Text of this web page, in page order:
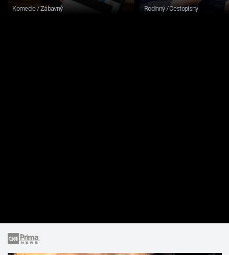
Komedie / Zábavný Rodinný / Cestopisný